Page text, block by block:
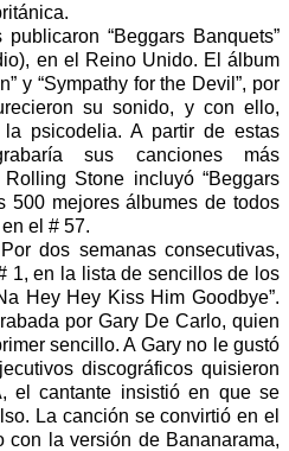
“Beggars Banquets”
en el Reino Unido. El álbum
y “Sympathy for the Devil”, por
su sonido, y con ello,
psicodelia. A partir de estas
sus canciones más
Stone incluyó “Beggars
500 mejores álbumes de todos
el # 57.
dos semanas consecutivas,
1, en la lista de sencillos de los
Hey Hey Kiss Him Goodbye”.
por Gary De Carlo, quien
sencillo. A Gary no le gustó
discográficos quisieron
el cantante insistió en que se
La canción se convirtió en el
la versión de Bananarama,